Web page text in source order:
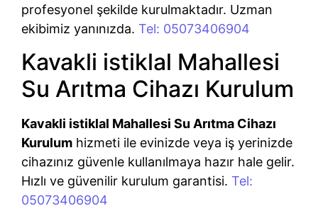
profesyonel şekilde kurulmaktadır. Uzman
ekibimiz yanınızda. Tel: 05073406904
Kavakli istiklal Mahallesi
Su Arıtma Cihazı Kurulum
Kavakli istiklal Mahallesi Su Arıtma Cihazı
Kurulum hizmeti ile evinizde veya iş yerinizde
cihazınız güvenle kullanılmaya hazır hale gelir.
Hızlı ve güvenilir kurulum garantisi. Tel:
05073406904